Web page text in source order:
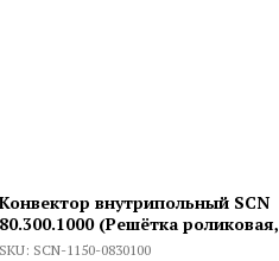
Конвектор внутрипольный SCN
80.300.1000 (Решётка роликовая,
фактура Сосна PINE01)
SKU: SCN-1150-0830100